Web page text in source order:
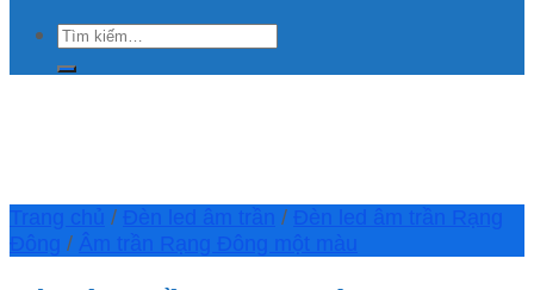
Tìm
kiếm:
Trang chủ / Đèn led âm trần / Đèn led âm trần Rạng
Đông / Âm trần Rạng Đông một màu